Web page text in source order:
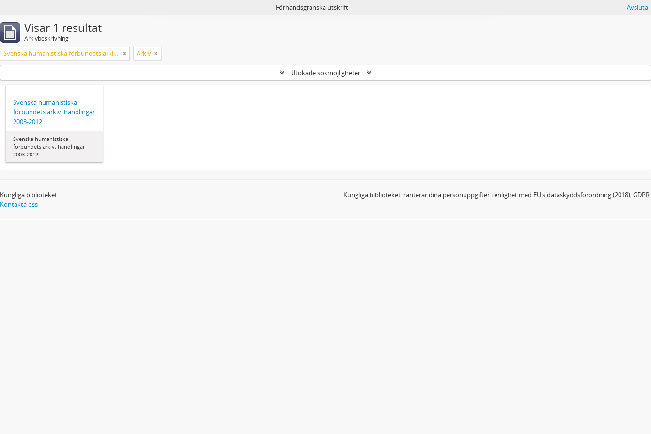
Förhandsgranska utskrift Avsluta
Visar 1 resultat
Arkivbeskrivning
Svenska humanistiska förbundets arkiv: handlingar 2003-2012 Arkiv
Utökade sökmöjligheter
Svenska humanistiska
förbundets arkiv: handlingar
2003-2012
Svenska humanistiska
förbundets arkiv: handlingar
2003-2012
Kungliga biblioteket
Kontakta oss
Kungliga biblioteket hanterar dina personuppgifter i enlighet med EU:s dataskyddsförordning (2018), GDPR.